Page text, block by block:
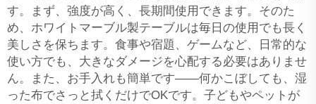
す。まず、強度が高く、長期間使用できます。そのた
め、ホワイトマーブル製テーブルは毎日の使用でも長く
美しさを保ちます。食事や宿題、ゲームなど、日常的な
使い方でも、大きなダメージを心配する必要はありませ
ん。また、お手入れも簡単です——何かこぼしても、湿
った布でさっと拭くだけでOKです。子どもやペットが